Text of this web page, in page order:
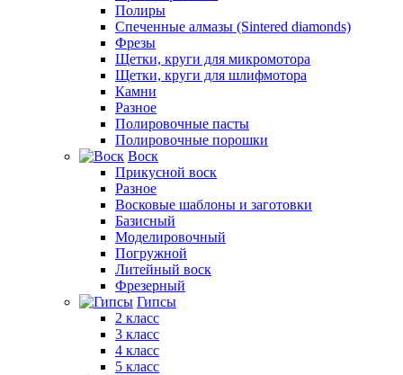
Полиры
Спеченные алмазы (Sintered diamonds)
Фрезы
Щетки, круги для микромотора
Щетки, круги для шлифмотора
Камни
Разное
Полировочные пасты
Полировочные порошки
Воск
Прикусной воск
Разное
Восковые шаблоны и заготовки
Базисный
Моделировочный
Погружной
Литейный воск
Фрезерный
Гипсы
2 класс
3 класс
4 класс
5 класс